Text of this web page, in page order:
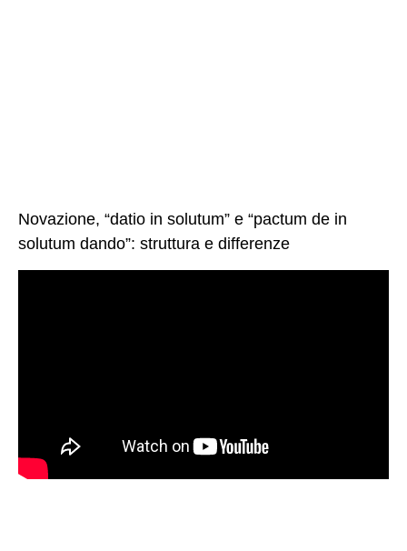
Novazione, “datio in solutum” e “pactum de in
solutum dando”: struttura e differenze